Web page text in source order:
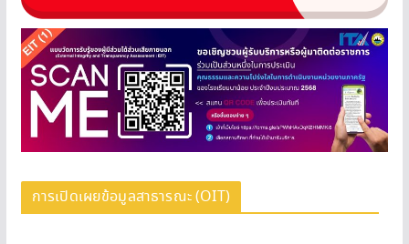
การเปิดเผยข้อมูลสาธารณะ (OIT)